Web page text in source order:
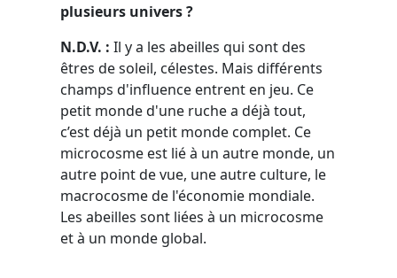
plusieurs univers ?
N.D.V. : Il y a les abeilles qui sont des
êtres de soleil, célestes. Mais différents
champs d'influence entrent en jeu. Ce
petit monde d'une ruche a déjà tout,
c’est déjà un petit monde complet. Ce
microcosme est lié à un autre monde, un
autre point de vue, une autre culture, le
macrocosme de l'économie mondiale.
Les abeilles sont liées à un microcosme
et à un monde global.